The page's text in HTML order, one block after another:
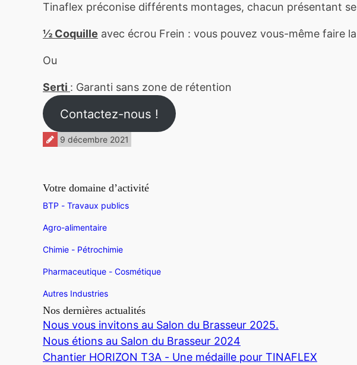
Tinaflex préconise différents montages, chacun présentant
½ Coquille avec écrou Frein : vous pouvez vous-même faire
Ou
Serti : Garanti sans zone de rétention
Contactez-nous !
9 décembre 2021
Votre domaine d’activité
BTP - Travaux publics
Agro-alimentaire
Chimie - Pétrochimie
Pharmaceutique - Cosmétique
Autres Industries
Nos dernières actualités
Nous vous invitons au Salon du Brasseur 2025.
Nous étions au Salon du Brasseur 2024
Chantier HORIZON T3A - Une médaille pour TINAFLEX